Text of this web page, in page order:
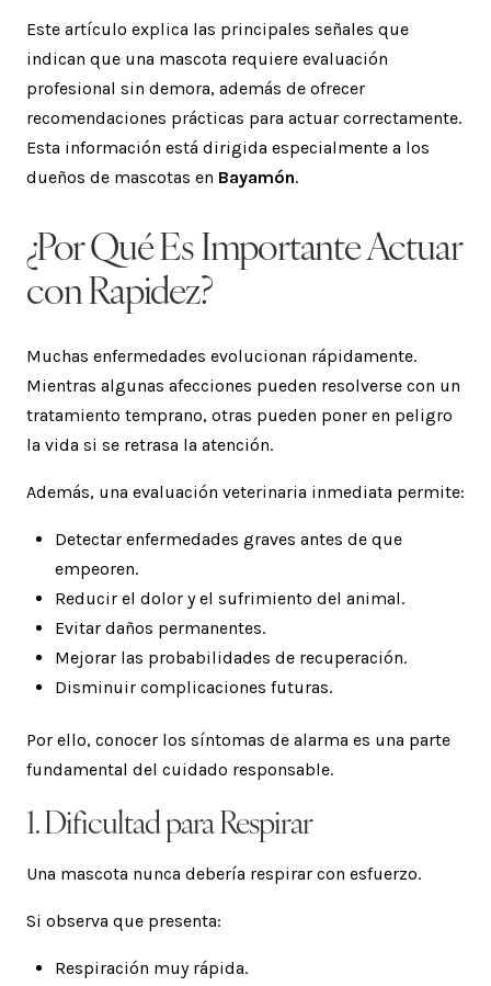
Este artículo explica las principales señales que
indican que una mascota requiere evaluación
profesional sin demora, además de ofrecer
recomendaciones prácticas para actuar correctamente.
Esta información está dirigida especialmente a los
dueños de mascotas en Bayamón.
¿Por Qué Es Importante Actuar
con Rapidez?
Muchas enfermedades evolucionan rápidamente.
Mientras algunas afecciones pueden resolverse con un
tratamiento temprano, otras pueden poner en peligro
la vida si se retrasa la atención.
Además, una evaluación veterinaria inmediata permite:
Detectar enfermedades graves antes de que
empeoren.
Reducir el dolor y el sufrimiento del animal.
Evitar daños permanentes.
Mejorar las probabilidades de recuperación.
Disminuir complicaciones futuras.
Por ello, conocer los síntomas de alarma es una parte
fundamental del cuidado responsable.
1. Dificultad para Respirar
Una mascota nunca debería respirar con esfuerzo.
Si observa que presenta:
Respiración muy rápida.